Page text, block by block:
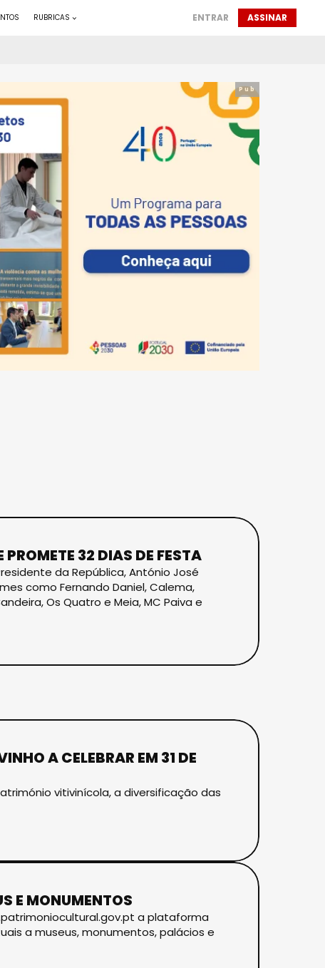
RUBRICAS ENTRAR ASSINAR
Pub
32 DIAS DE FESTA
da República, António José
como Fernando Daniel, Calema,
Os Quatro e Meia, MC Paiva e
A CELEBRAR EM 31 DE
vitivinícola, a diversificação das
E MONUMENTOS
a plataforma
a museus, monumentos, palácios e